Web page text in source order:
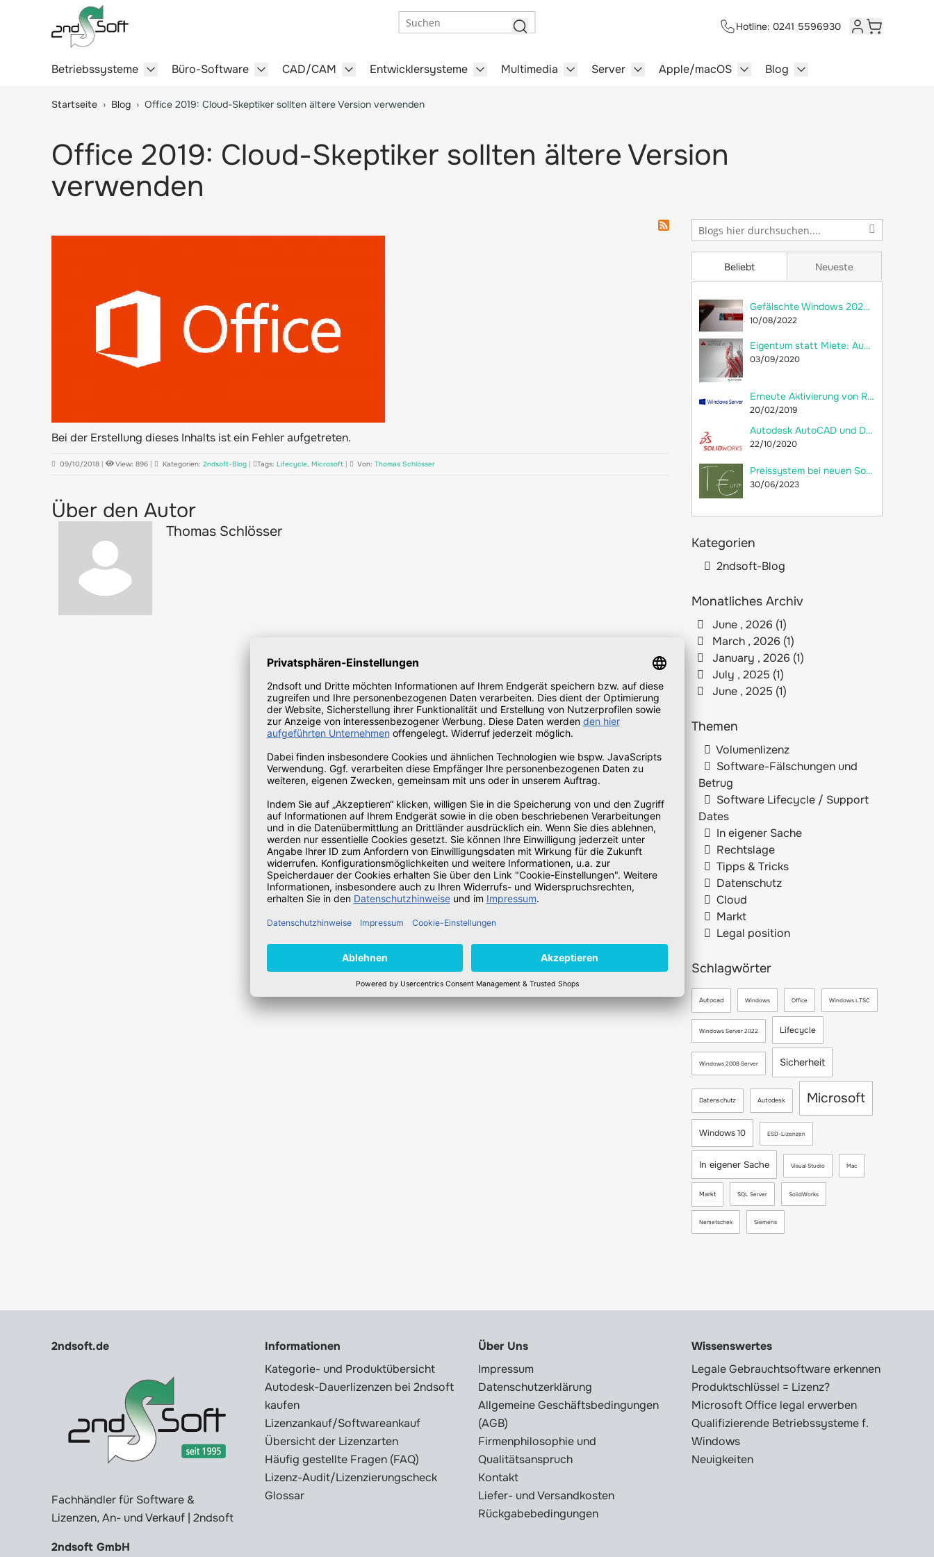
Betriebssysteme
Büro-Software
CAD/CAM
Entwicklersysteme
Multimedia
Server
Apple/macOS
Blog
Hotline: 0241 5596930 Kundenkonto
Warenkorb
Startseite › Blog › Office 2019: Cloud-Skeptiker sollten ältere Version verwenden
Office 2019: Cloud-Skeptiker sollten ältere Version
verwenden
Beliebt
Gefälschte Windows 2022 Server im Umlauf
10/08/2022
Eigentum statt Miete: Autodesk AutoCAD LT 2018 jetzt als Dauerlizenz bei 2ndsoft kaufen!
03/09/2020
Erneute Aktivierung von RDS-CALs und Neuerstellung der Remotedesktop-Lizenzdatenbank
20/02/2019
Autodesk AutoCAD und Dassault Systèmes SolidWorks: Welche Unterschiede gibt es?
22/10/2020
Preissystem bei neuen SolidWorks-Lizenzen: versteckte Preiserhöhung
30/06/2023
Neueste
Kategorien
2ndsoft-Blog
Monatliches Archiv
June , 2026 (1)
March , 2026 (1)
January , 2026 (1)
July , 2025 (1)
June , 2025 (1)
Themen
Volumenlizenz
Software-Fälschungen und
Betrug
Software Lifecycle / Support
Dates
In eigener Sache
Rechtslage
Tipps & Tricks
Datenschutz
Cloud
Markt
Legal position
Schlagwörter
Autocad Windows Office Windows LTSC
Windows Server 2022 Lifecycle
Windows 2008 Server Sicherheit
Datenschutz Autodesk Microsoft
Windows 10 ESD-Lizenzen
In eigener Sache Visual Studio Mac
Markt SQL Server SolidWorks
Nemetschek Siemens
Bei der Erstellung dieses Inhalts ist ein Fehler aufgetreten.
09/10/2018 | View: 896 | Kategorien: 2ndsoft-Blog | Tags: Lifecycle, Microsoft | Von: Thomas Schlösser
Über den Autor
Thomas Schlösser
2ndsoft.de
Fachhändler für Software &
Lizenzen, An- und Verkauf | 2ndsoft
2ndsoft GmbH
Informationen
Kategorie- und Produktübersicht
Autodesk-Dauerlizenzen bei 2ndsoft
kaufen
Lizenzankauf/Softwareankauf
Übersicht der Lizenzarten
Häufig gestellte Fragen (FAQ)
Lizenz-Audit/Lizenzierungscheck
Glossar
Über Uns
Impressum
Datenschutzerklärung
Allgemeine Geschäftsbedingungen
(AGB)
Firmenphilosophie und
Qualitätsanspruch
Kontakt
Liefer- und Versandkosten
Rückgabebedingungen
Wissenswertes
Legale Gebrauchtsoftware erkennen
Produktschlüssel = Lizenz?
Microsoft Office legal erwerben
Qualifizierende Betriebssysteme f.
Windows
Neuigkeiten